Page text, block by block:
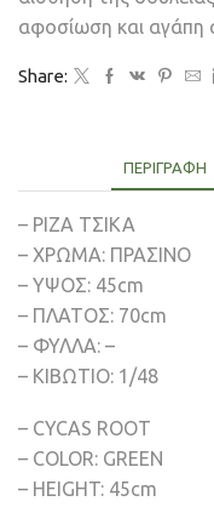
αφοσίωση και αγάπη
Share:
ΠΕΡΙΓΡΑΦΉ
– ΡΙΖΑ ΤΣΙΚΑ
– ΧΡΩΜΑ: ΠΡΑΣΙΝΟ
– ΥΨΟΣ: 45cm
– ΠΛΑΤΟΣ: 70cm
– ΦΥΛΛΑ: –
– ΚΙΒΩΤΙΟ: 1/48
– CYCAS ROOT
– COLOR: GREEN
– HEIGHT: 45cm